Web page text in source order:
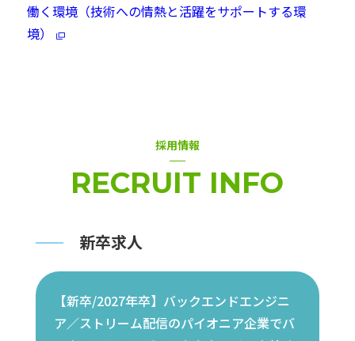
働く環境（技術への情熱と活躍をサポートする環
境）
採用情報
RECRUIT INFO
新卒求人
【新卒/2027年卒】バックエンドエンジニ
ア／ストリーム配信のパイオニア企業でバ